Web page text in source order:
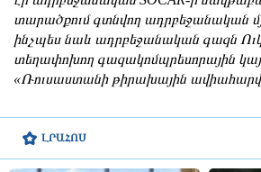
ԼՐԱՀՈՍ
տարածքում գտնվող ադրբեջանական
ինչպես նաև ադրբեջանական գազն
տեղափոխող գազակոմպրեսորային
«Ռուսաստանի թիրախային